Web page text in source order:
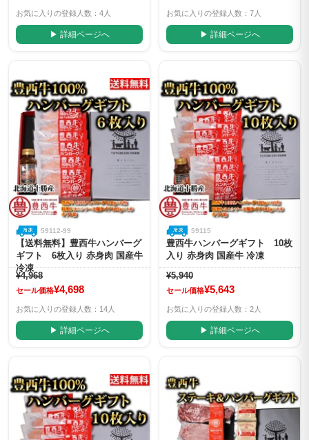
お気に入りの登録人数：4人
▶ 詳細ページへ
お気に入りの登録人数：7人
▶ 詳細ページへ
59112-99
【送料無料】豊西牛ハンバーグ
ギフト 6枚入り 赤身肉 国産牛
冷凍
¥4,968
セール価格¥4,698
お気に入りの登録人数：14人
▶ 詳細ページへ
59115
豊西牛ハンバーグギフト 10枚
入り 赤身肉 国産牛 冷凍
¥5,940
セール価格¥5,643
お気に入りの登録人数：2人
▶ 詳細ページへ